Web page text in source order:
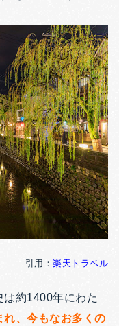
引用： 楽天トラベル
約1400年にわた
、今もなお多くの